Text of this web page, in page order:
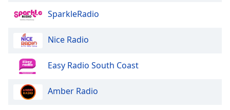
Background
Opacity
SparkleRadio
Nice Radio
Easy Radio South Coast
Amber Radio